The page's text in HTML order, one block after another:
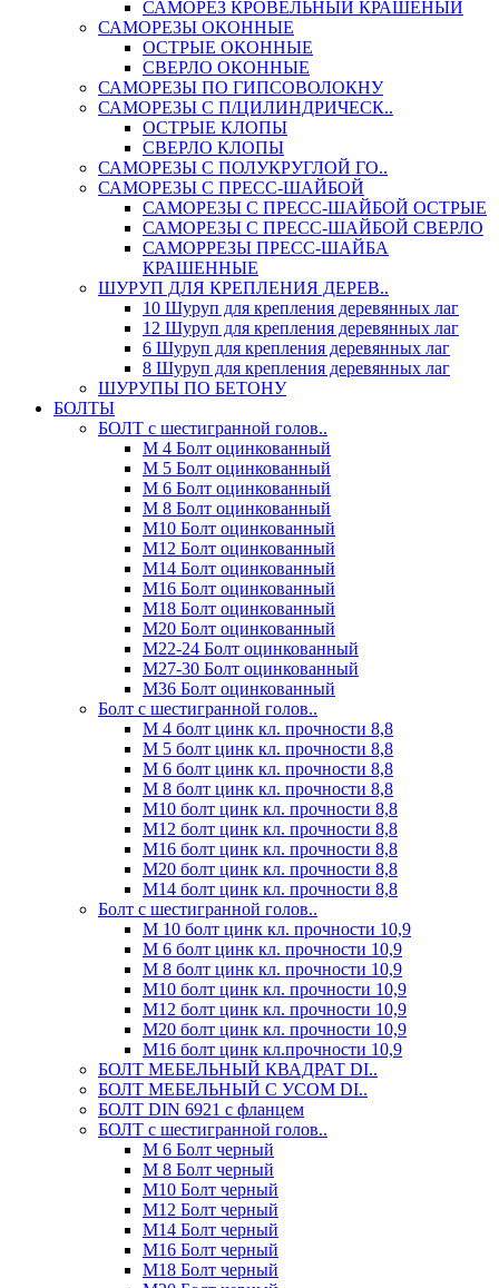
САМОРЕЗ КРОВЕЛЬНЫЙ КРАШЕНЫЙ
САМОРЕЗЫ ОКОННЫЕ
ОСТРЫЕ ОКОННЫЕ
СВЕРЛО ОКОННЫЕ
САМОРЕЗЫ ПО ГИПСОВОЛОКНУ
САМОРЕЗЫ С П/ЦИЛИНДРИЧЕСК..
ОСТРЫЕ КЛОПЫ
СВЕРЛО КЛОПЫ
САМОРЕЗЫ С ПОЛУКРУГЛОЙ ГО..
САМОРЕЗЫ С ПРЕСС-ШАЙБОЙ
САМОРЕЗЫ С ПРЕСС-ШАЙБОЙ ОСТРЫЕ
САМОРЕЗЫ С ПРЕСС-ШАЙБОЙ СВЕРЛО
САМОРРЕЗЫ ПРЕСС-ШАЙБА
КРАШЕННЫЕ
ШУРУП ДЛЯ КРЕПЛЕНИЯ ДЕРЕВ..
10 Шуруп для крепления деревянных лаг
12 Шуруп для крепления деревянных лаг
6 Шуруп для крепления деревянных лаг
8 Шуруп для крепления деревянных лаг
ШУРУПЫ ПО БЕТОНУ
БОЛТЫ
БОЛТ с шестигранной голов..
М 4 Болт оцинкованный
М 5 Болт оцинкованный
М 6 Болт оцинкованный
М 8 Болт оцинкованный
М10 Болт оцинкованный
М12 Болт оцинкованный
М14 Болт оцинкованный
М16 Болт оцинкованный
М18 Болт оцинкованный
М20 Болт оцинкованный
М22-24 Болт оцинкованный
М27-30 Болт оцинкованный
М36 Болт оцинкованный
Болт с шестигранной голов..
М 4 болт цинк кл. прочности 8,8
М 5 болт цинк кл. прочности 8,8
М 6 болт цинк кл. прочности 8,8
М 8 болт цинк кл. прочности 8,8
М10 болт цинк кл. прочности 8,8
М12 болт цинк кл. прочности 8,8
М16 болт цинк кл. прочности 8,8
М20 болт цинк кл. прочности 8,8
М14 болт цинк кл. прочности 8,8
Болт с шестигранной голов..
М 10 болт цинк кл. прочности 10,9
М 6 болт цинк кл. прочности 10,9
М 8 болт цинк кл. прочности 10,9
М10 болт цинк кл. прочности 10,9
М12 болт цинк кл. прочности 10,9
М20 болт цинк кл. прочности 10,9
М16 болт цинк кл.прочности 10,9
БОЛТ МЕБЕЛЬНЫЙ КВАДРАТ DI..
БОЛТ МЕБЕЛЬНЫЙ С УСОМ DI..
БОЛТ DIN 6921 c фланцем
БОЛТ с шестигранной голов..
М 6 Болт черный
М 8 Болт черный
М10 Болт черный
М12 Болт черный
М14 Болт черный
М16 Болт черный
М18 Болт черный